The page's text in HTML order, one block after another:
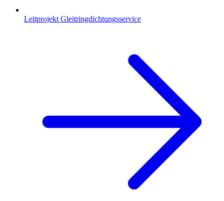
Leitprojekt Gleitringdichtungsservice